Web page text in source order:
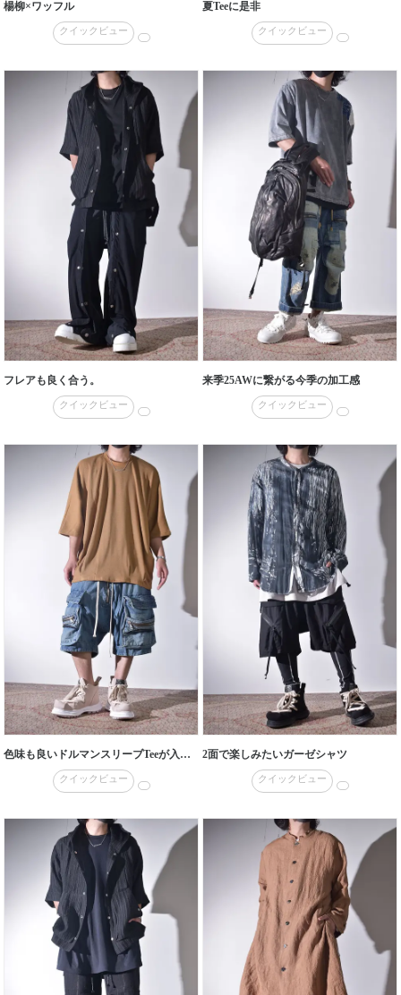
楊柳×ワッフル
クイックビュー
夏Teeに是非
クイックビュー
フレアも良く合う。
クイックビュー
来季25AWに繋がる今季の加工感
クイックビュー
色味も良いドルマンスリーブTeeが入荷しております。
クイックビュー
2面で楽しみたいガーゼシャツ
クイックビュー